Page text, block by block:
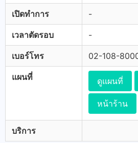
เปิดทำการ -
เวลาตัดรอบ -
เบอร์โทร 02-108-
แผนที่ ดูแผนที่
หน้าร้าน
บริการ